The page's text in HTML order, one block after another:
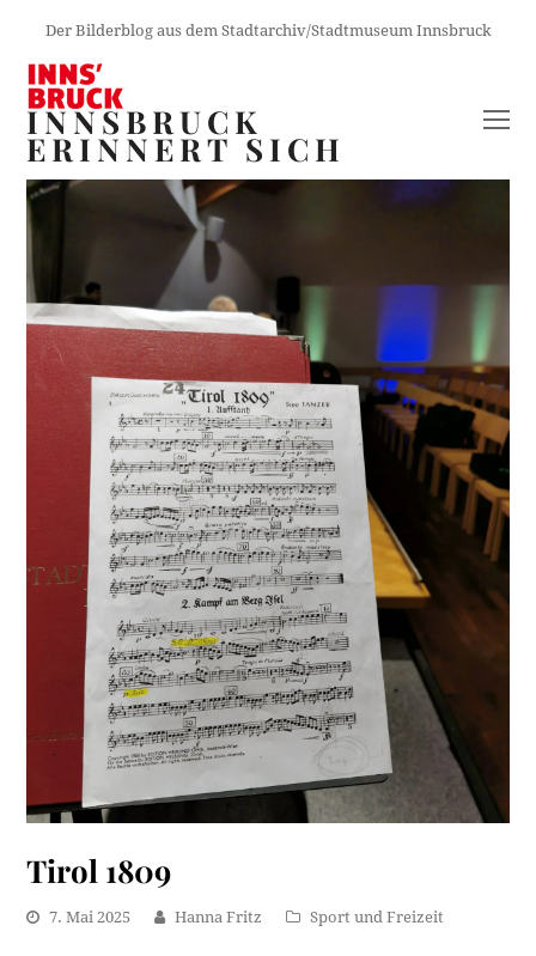
Der Bilderblog aus dem Stadtarchiv/Stadtmuseum Innsbruck
INNSBRUCK
ERINNERT SICH
Tirol 1809
7. Mai 2025 Hanna Fritz Sport und Freizeit